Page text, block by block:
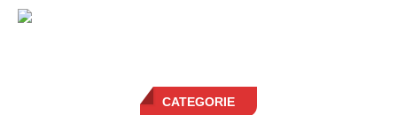
CATEGORIE